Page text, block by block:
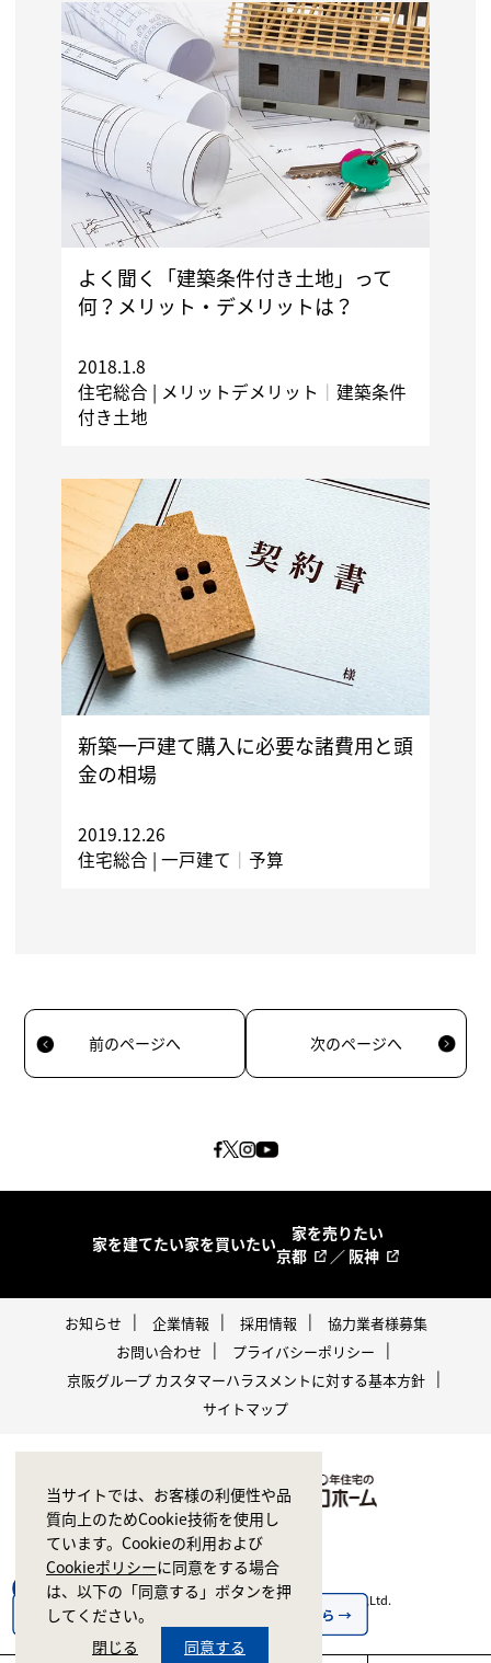
よく聞く「建築条件付き土地」って
何？メリット・デメリットは？
2018.1.8
住宅総合 | メリットデメリット ｜ 建築条件
付き土地
新築一戸建て購入に必要な諸費用と頭
金の相場
2019.12.26
住宅総合 | 一戸建て ｜ 予算
前のページへ 次のページへ
家を建てたい家を買いたい
家を売りたい
京都
／ 阪神
お知らせ 企業情報 採用情報
協力業者様募集
お問い合わせ
プライバシーポリシー
京阪グループ カスタマーハラスメントに対する基本方針
サイトマップ
Copyright © 1998-2026 ZERO CORPORATION Co.,Ltd.
当サイトでは、お客様の利便性や品
質向上のためCookie技術を使用し
ています。Cookieの利用および
Cookieポリシーに同意をする場合
は、以下の「同意する」ボタンを押
してください。
閉じる
同意する